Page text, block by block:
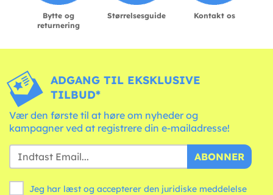
Bytte og
returnering
Størrelsesguide Kontakt os
ADGANG TIL EKSKLUSIVE
TILBUD*
Vær den første til at høre om nyheder og
kampagner ved at registrere din e-mailadresse!
ABONNER
Jeg har læst og accepterer den juridiske meddelelse